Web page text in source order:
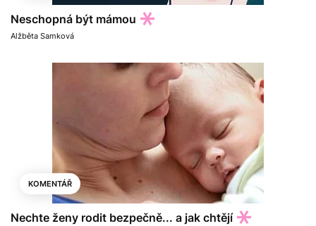
Neschopná být mámou
Alžběta Samková
KOMENTÁŘ
Nechte ženy rodit bezpečně... a jak chtějí